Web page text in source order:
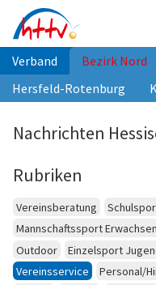
Inhalt
springen
Verband Bezirk Nord
Hersfeld-Rotenburg
Nachrichten
Rubriken
Vereinsberatung
Mannschaftssport
Outdoor
Einzelsport
Vereinsservice
Personal/